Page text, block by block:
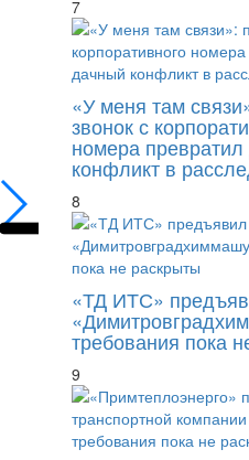
ВТБ увеличил
7
«У меня там
звонок с
номера
конфликт в
8
«ТД ИТС»
требования пока
9